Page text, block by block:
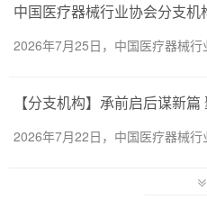
中国医疗器械行业协会分支
2026年7月25日，中国医疗器械
2026年7月22日，中国医疗器械